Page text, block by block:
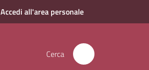
Accedi all'area personale
Cerca